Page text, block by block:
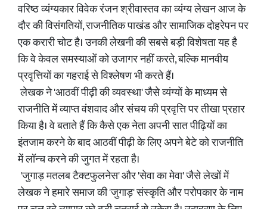
वरिष्ठ व्यंग्यकार विवेक रंजन श्रीवास्तव का व्यंग्य लेखन आज के
दौर की विसंगतियों, राजनीतिक पाखंड और सामाजिक दोहरेपन पर
एक करारी चोट है। उनकी लेखनी की सबसे बड़ी विशेषता यह है
कि वे केवल समस्याओं को उजागर नहीं करते, बल्कि मानवीय
प्रवृत्तियों का गहराई से विश्लेषण भी करते हैं।
लेखक ने 'आठवीं पीढ़ी की व्यवस्था' जैसे व्यंग्यों के माध्यम से
राजनीति में व्याप्त वंशवाद और संचय की प्रवृत्ति पर तीखा प्रहार
किया है। वे बताते हैं कि कैसे एक नेता अपनी सात पीढ़ियों का
इंतजाम करने के बाद आठवीं पीढ़ी के लिए अपने बेटे को राजनीति
में लॉन्च करने की जुगत में रहता है।
'जुगाड़ मतलब टैक्टफुलनेस' और 'सेवा का मेवा' जैसे लेखों में
लेखक ने हमारे समाज की 'जुगाड़' संस्कृति और परोपकार के नाम